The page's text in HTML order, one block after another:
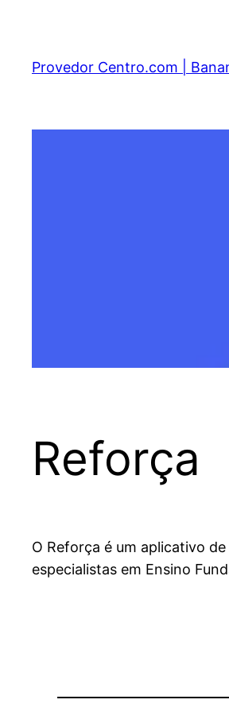
Provedor Centro.com |
Reforça
O Reforça é um aplicativo
especialistas em Ensino